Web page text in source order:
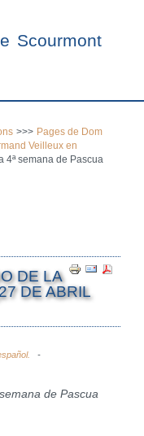
Scourmont
>>> Pages de Dom
Veilleux en
4ª semana de Pascua
DE LA
DE ABRIL
de Pascua